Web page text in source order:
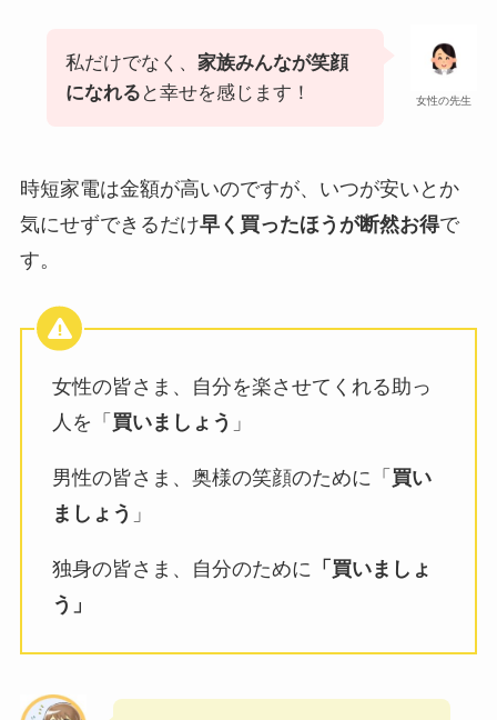
女性の先生
私だけでなく、 家族みんなが笑顔
になれる と幸せを感じます！
時短家電は金額が高いのですが、いつが安いとか
気にせずできるだけ早く買ったほうが断然お得で
す。
女性の皆さま、自分を楽させてくれる助っ
人を「 買いましょう 」
男性の皆さま、奥様の笑顔のために「 買い
ましょう 」
独身の皆さま、自分のために 「買いましょ
う」